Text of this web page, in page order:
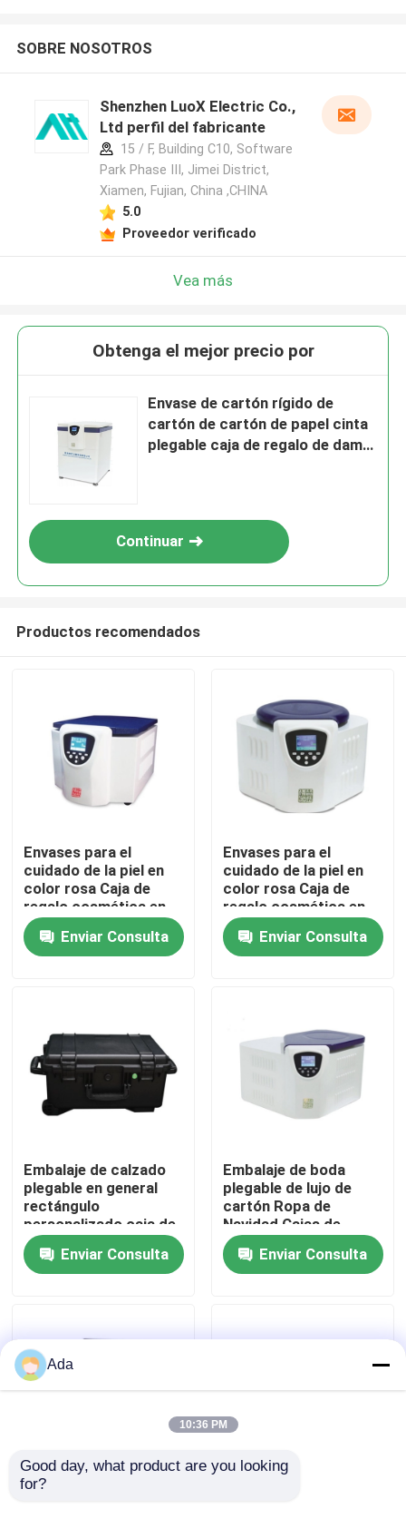
Productos
VR Show
Sobre nosotros
Control de calidad
Éntrenos en contacto con
Noticias
SOBRE NOSOTROS
Shenzhen LuoX Electric Co.,
Ltd perfil del fabricante
15 / F, Building C10, Software
Park Phase III, Jimei District,
Xiamen, Fujian, China ,CHINA
5.0
Proveedor verificado
Vea más
Obtenga el mejor precio por
Envase de cartón rígido de
cartón de cartón de papel cinta
plegable caja de regalo de dama
Continuar
Productos recomendados
Envases para el
cuidado de la piel en
color rosa Caja de
regalo cosmética en
forma de libro Caja de
papel magnético para
el cuidado de la piel
Enviar Consulta
Envases para el
cuidado de la piel en
color rosa Caja de
regalo cosmética en
forma de libro Caja de
papel magnético para
el cuidado de la piel
Enviar Consulta
Embalaje de calzado
plegable en general
rectángulo
personalizado caja de
cartón de ropa negra
vacía Enviar Consulta
Embalaje de boda
plegable de lujo de
cartón Ropa de
Navidad Cajas de
regalo magnético con
cinta para ropa
Embalaje Rea
Enviar Consulta
Caja de papel de
Ada
10:36 PM
Good day, what product are you looking
for?